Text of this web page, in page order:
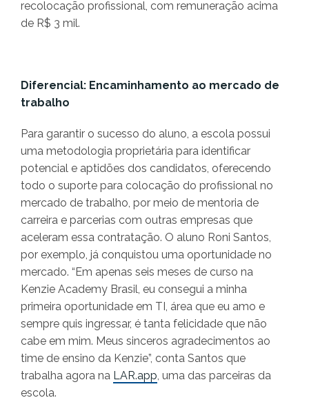
recolocação profissional, com remuneração acima
de R$ 3 mil.
Diferencial: Encaminhamento ao mercado de
trabalho
Para garantir o sucesso do aluno, a escola possui
uma metodologia proprietária para identificar
potencial e aptidões dos candidatos, oferecendo
todo o suporte para colocação do profissional no
mercado de trabalho, por meio de mentoria de
carreira e parcerias com outras empresas que
aceleram essa contratação. O aluno Roni Santos,
por exemplo, já conquistou uma oportunidade no
mercado. “Em apenas seis meses de curso na
Kenzie Academy Brasil, eu consegui a minha
primeira oportunidade em TI, área que eu amo e
sempre quis ingressar, é tanta felicidade que não
cabe em mim. Meus sinceros agradecimentos ao
time de ensino da Kenzie”, conta Santos que
trabalha agora na LAR.app, uma das parceiras da
escola.